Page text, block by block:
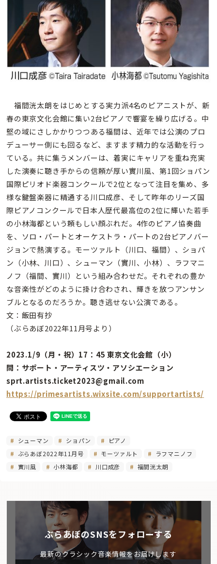
福間洸太朗をはじめとする実力派4名のピアニストが、新
春の東京文化会館に集い2台ピアノで響宴を繰り広げる。中
堅の域にさしかかりつつある福間は、近年では公演のプロ
デューサー側にも回るなど、ますます精力的な活動を行っ
ている。共に集うメンバーは、着実にキャリアを重ね充実
した演奏に聴き手からの信頼が厚い實川風、第1回ショパン
国際ピリオド楽器コンクールで2位となって注目を集め、多
様な鍵盤楽器に精通する川口成彦、そして昨年のリーズ国
際ピアノコンクールで日本人歴代最高位の2位に輝いた若手
の小林海都という頼もしい顔ぶれだ。4作のピアノ協奏曲
を、ソロ・パートとオーケストラ・パートの2台ピアノバー
ジョンで熱演する。モーツァルト（川口、福間）、ショパ
ン（小林、川口）、シューマン（實川、小林）、ラフマニ
ノフ（福間、實川）という組み合わせだ。それぞれの豊か
な音楽性がどのように掛け合わされ、輝きを放つアンサン
ブルとなるのだろうか。聴き逃せない公演である。
文：飯田有抄
（ぶらあぼ2022年11月号より）
2023.1/9（月・祝）17：45 東京文化会館（小）
問：サポート・アーティスツ・アソシエーション
sprt.artists.ticket2023@gmail.com
https://primesartists.wixsite.com/supportartists/
シューマン ショパン
ピアノ
ぶらあぼ2022年11月号
モーツァルト
ラフマニノフ
實川風
小林海都 川口成彦 福間洸太朗
ぶらあぼのSNSをフォローする
最新のクラシック音楽情報をお届けします